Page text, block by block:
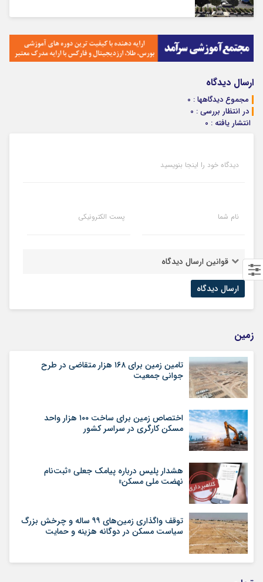
ارسال دیدگاه
مجموع دیدگاهها : 0
در انتظار بررسی : 0
انتشار یافته : 0
دیدگاه خود را اینجا بنویسید
نام شما پست الکترونیکی
قوانین ارسال دیدگاه
زمین
تامین زمین برای ۱۶۸ هزار متقاضی در طرح
جوانی جمعیت
اختصاص زمین برای ساخت ۱۰۰ هزار واحد
مسکن کارگری در سراسر کشور
هشدار پلیس درباره پیامک جعلی «ثبت‌نام
نهضت ملی مسکن»
توقف واگذاری زمین‌های ۹۹ ساله و چرخش بزرگ
سیاست مسکن در دوگانه هزینه و حمایت